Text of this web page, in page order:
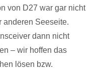
von D27 war gar nicht
anderen Seeseite.
dann nicht
– wir hoffen das
lösen bzw.